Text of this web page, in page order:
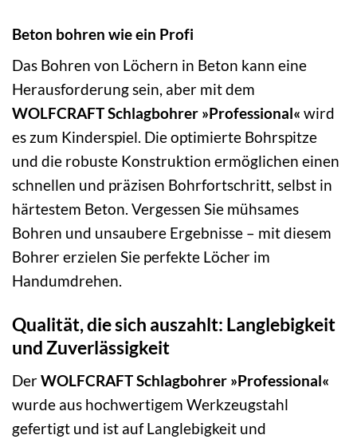
Beton bohren wie ein Profi
Das Bohren von Löchern in Beton kann eine
Herausforderung sein, aber mit dem
WOLFCRAFT Schlagbohrer »Professional« wird
es zum Kinderspiel. Die optimierte Bohrspitze
und die robuste Konstruktion ermöglichen einen
schnellen und präzisen Bohrfortschritt, selbst in
härtestem Beton. Vergessen Sie mühsames
Bohren und unsaubere Ergebnisse – mit diesem
Bohrer erzielen Sie perfekte Löcher im
Handumdrehen.
Qualität, die sich auszahlt: Langlebigkeit
und Zuverlässigkeit
DerWOLFCRAFT Schlagbohrer »Professional«
wurde aus hochwertigem Werkzeugstahl
gefertigt und ist auf Langlebigkeit und